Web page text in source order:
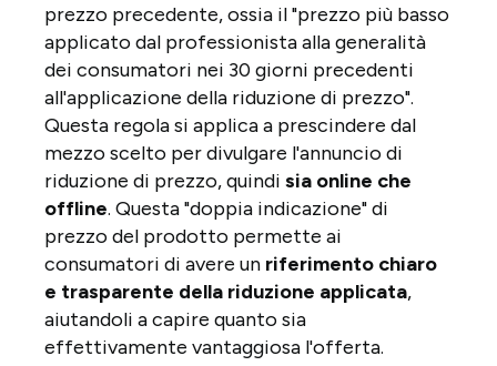
prezzo precedente, ossia il "prezzo più basso
applicato dal professionista alla generalità
dei consumatori nei 30 giorni precedenti
all'applicazione della riduzione di prezzo".
Questa regola si applica a prescindere dal
mezzo scelto per divulgare l'annuncio di
riduzione di prezzo, quindi sia online che
offline. Questa "doppia indicazione" di
prezzo del prodotto permette ai
consumatori di avere un riferimento chiaro
e trasparente della riduzione applicata,
aiutandoli a capire quanto sia
effettivamente vantaggiosa l'offerta.